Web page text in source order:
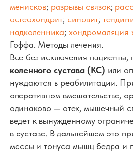
менисков; разрывы связок;
остеохондрит; синовит;
надколенника; хондромаляция
Гоффа. Методы лечения.
Все без исключения пациенты,
коленного сустава (КС) или
нуждаются в реабилитации.
оперативном вмешательстве,
одинаково — отек, мышечный
ведет к вынужденному
в суставе. В дальнейшем это
массы и тонуса мышц бедра и